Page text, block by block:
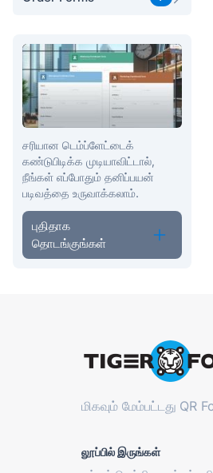
சரியான டெம்ப்ளேட்டைக்
கண்டுபிடிக்க முடியாவிட்டால்,
நீங்கள் எப்போதும் தனிப்பயன்
படிவத்தை உருவாக்கலாம்.
புதிதாக
தொடங்குங்கள்
மிகவும் மேம்பட்டது QR
லூப்பில் இருங்கள்